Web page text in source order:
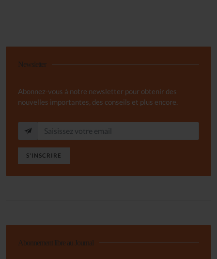
Newsletter
Abonnez-vous à notre newsletter pour obtenir des
nouvelles importantes, des conseils et plus encore.
S'INSCRIRE
Abonnement libre au Journal